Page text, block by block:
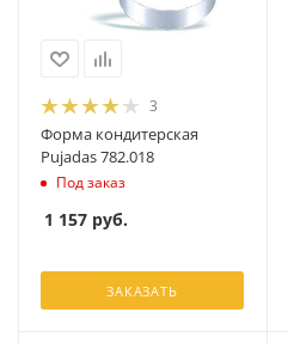
3
Форма кондитерская
Pujadas 782.018
Под заказ
1 157 руб.
ЗАКАЗАТЬ